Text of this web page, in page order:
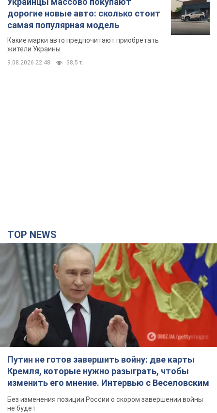
дорогие новые авто: сколько стоит
самая популярная модель
Какие марки авто предпочитают приобретать
жители Украины
9.08.2026 22:48 38,5 т.
TOP NEWS
Путин не готов завершить войну: две карты
Кремля, которые нужно разыграть, чтобы
изменить его мнение. Интервью с Веселовским
Без изменения позиции России о скором завершении войны
не будет